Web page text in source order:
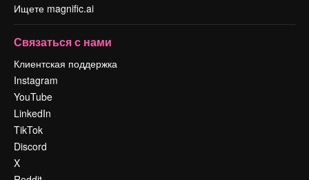
Ищете magnific.ai
Связаться с нами
Клиентская поддержка
Instagram
YouTube
LinkedIn
TikTok
Discord
X